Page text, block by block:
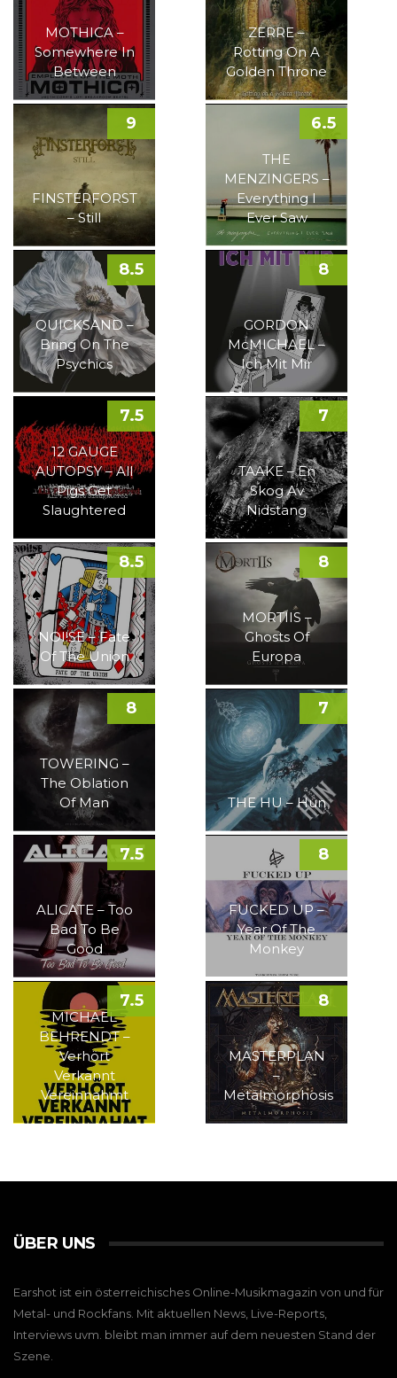
MOTHICA –
Somewhere In
Between
ZERRE –
Rotting On A
Golden Throne
FINSTERFORST
– Still
9
THE
MENZINGERS –
Everything I
Ever Saw
6.5
QUICKSAND –
Bring On The
Psychics
8.5
GORDON
McMICHAEL –
Ich Mit Mir
8
12 GAUGE
AUTOPSY – All
Pigs Get
Slaughtered
7.5
TAAKE – En
Skog Av
Nidstang
7
NOI!SE – Fate
Of The Union
8.5
MORTIIS –
Ghosts Of
Europa
8
TOWERING –
The Oblation
Of Man
8
THE HU – Hun
7
ALICATE – Too
Bad To Be
Good
7.5
FUCKED UP –
Year Of The
Monkey
8
MICHAEL
BEHRENDT –
Verhört
Verkannt
Vereinnahmt
7.5
MASTERPLAN
–
Metalmorphosis
8
ÜBER UNS
Earshot ist ein österreichisches Online-Musikmagazin von und für
Metal- und Rockfans. Mit aktuellen News, Live-Reports,
Interviews uvm. bleibt man immer auf dem neuesten Stand der
Szene.